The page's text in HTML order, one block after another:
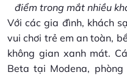
điểm trong mắt nhiều
Với các gia đình, khách
vui chơi trẻ em an toàn,
không gian xanh mát.
Beta tại Modena,